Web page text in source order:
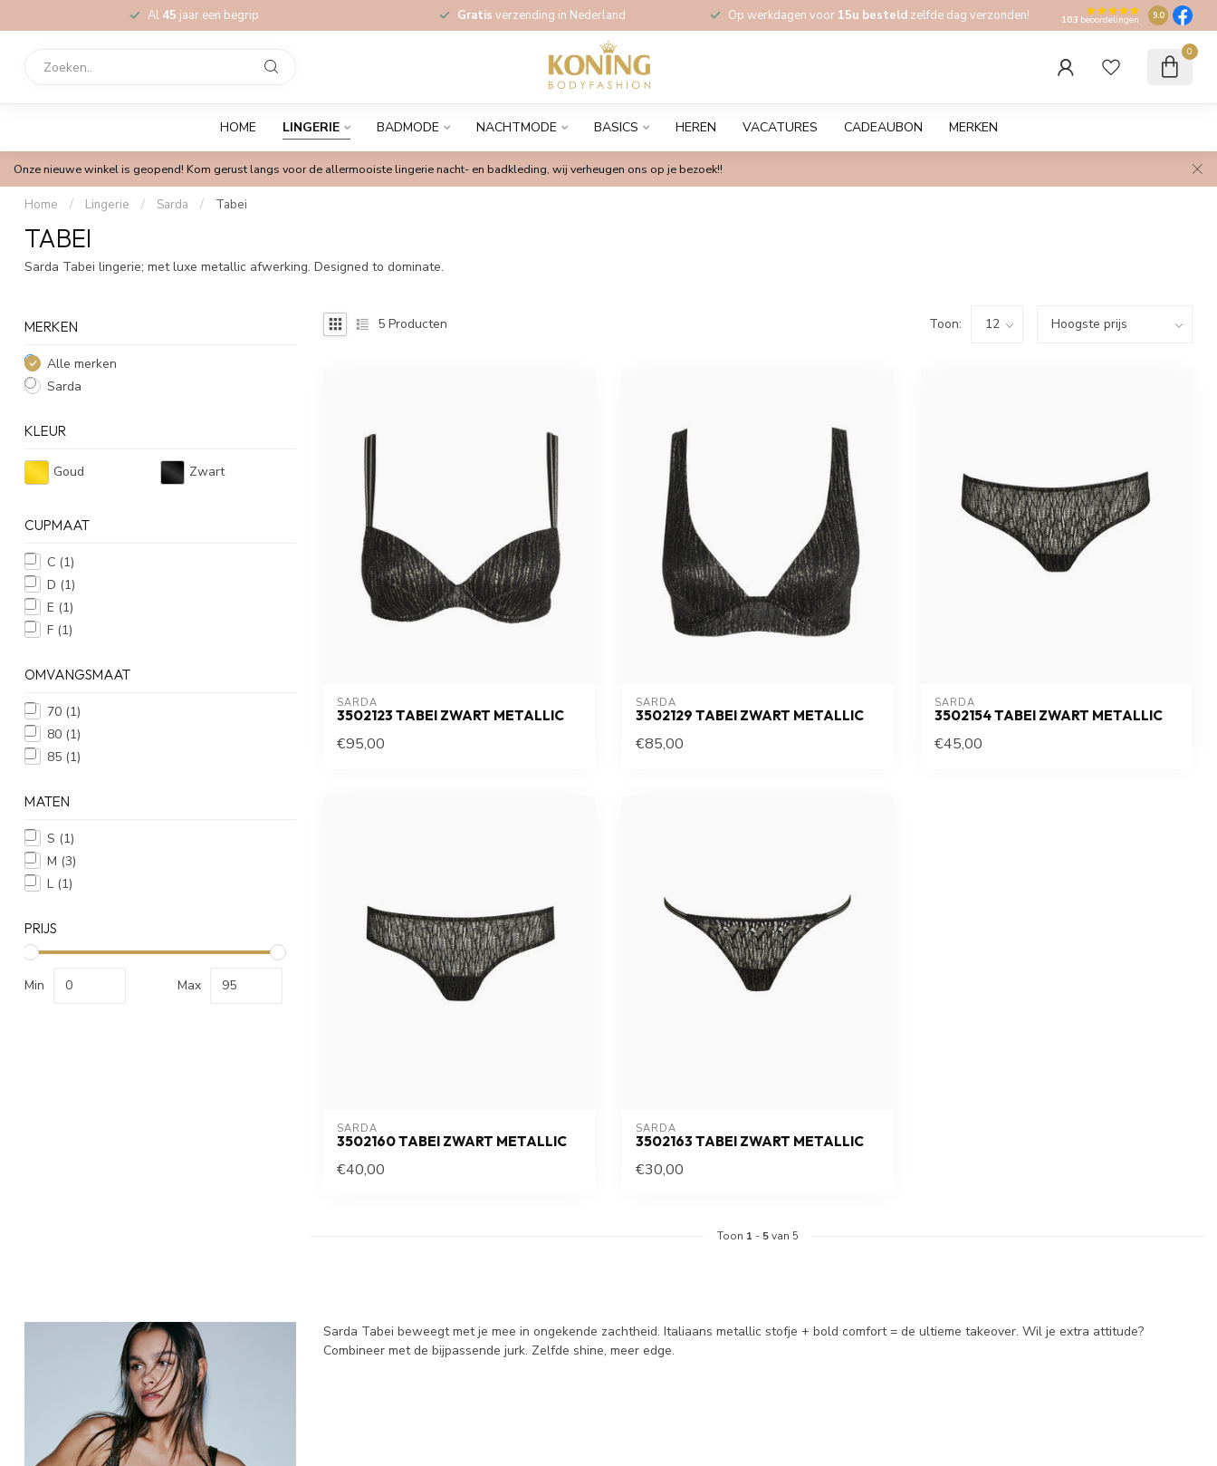
Al 45 jaar een begrip Gratis verzending in Nederland Op werkdagen voor 15u besteld zelfde dag verzonden! 103 beoordelingen 9.0
0
HOME LINGERIE BADMODE NACHTMODE BASICS HEREN VACATURES CADEAUBON MERKEN
Onze nieuwe winkel is geopend! Kom gerust langs voor de allermooiste lingerie nacht- en badkleding, wij verheugen ons op je bezoek!!
Home / Lingerie / Sarda / Tabei
TABEI
Sarda Tabei lingerie; met luxe metallic afwerking. Designed to dominate.
MERKEN
Alle merken
Sarda
KLEUR
Goud Zwart
CUPMAAT
C (1)
D (1)
E (1)
F (1)
OMVANGSMAAT
70 (1)
80 (1)
85 (1)
MATEN
S (1)
M (3)
L (1)
PRIJS
Min Max
5 Producten Toon:
SARDA
3502123 TABEI ZWART METALLIC
€95,00
SARDA
3502129 TABEI ZWART METALLIC
€85,00
SARDA
3502154 TABEI ZWART METALLIC
€45,00
SARDA
3502160 TABEI ZWART METALLIC
€40,00
SARDA
3502163 TABEI ZWART METALLIC
€30,00
Toon 1 - 5van 5
Sarda Tabei beweegt met je mee in ongekende zachtheid. Italiaans metallic stofje + bold comfort = de ultieme takeover. Wil je extra attitude?
Combineer met de bijpassende jurk. Zelfde shine, meer edge.